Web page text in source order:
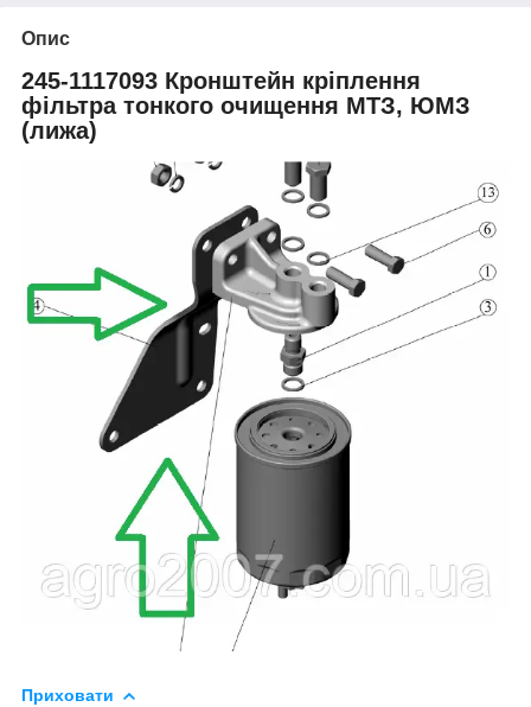
Опис
245-1117093 Кронштейн кріплення
фільтра тонкого очищення МТЗ, ЮМЗ
(лижа)
Приховати